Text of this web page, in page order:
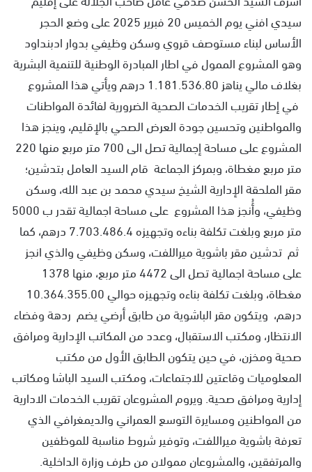
سيدي افني يوم الخميس 20 فبرير 2025 على وضع الحجر
الأساس لبناء مستوصف قروي وسكن وظيفي بدوار ادبنداود
وهو المشروع الممول في اطار المبادرة الوطنية للتنمية البشرية
بغلاف مالي يناهز 1.181.536.80 درهم ويأتي هذا المشروع
في إطار تقريب الخدمات الصحية الضرورية لفائدة المواطنات
والمواطنين وتحسين جودة العرض الصحي بالإقليم، وينجز هذا
المشروع على مساحة إجمالية تصل الى 700 متر مربع منها 220
متر مربع مغطاة، وبمركز الجماعة قام السيد العامل بتدشين؛
مقر الملحقة الإدارية الشيخ سيدي محمد بن عبد الله، وسكن
وظيفي، وأُنجز هذا المشروع على مساحة اجمالية تقدر ب 5000
متر مربع وبلغت تكلفة بناءه وتجهيزه 7.703.486.4 درهم، كما
ثم تدشين مقر باشوية ميراللفت، وسكن وظيفي والذي انجز
على مساحة اجمالية تصل الى 4472 متر مربع، منها 1378
مغطاة، وبلغت تكلفة بناءه وتجهيزه حوالي 10.364.355.00
درهم، ويتكون مقر الباشوية من طابق أرضي يضم ردھة وفضاء
الانتظار، ومكتب الاستقبال، وعدد من المكاتب الإدارية ومرافق
صحیة ومخزن، في حين يتكون الطابق الأول من مكتب
المعلومیات وقاعتين للاجتماعات، ومكتب السید الباشا ومكاتب
إدارية ومرافق صحیة. ويروم المشروعان تقريب الخدمات الادارية
من المواطنين ومسايرة التوسع العمراني والديمغرافي الذي
تعرفة باشوية ميراللفت، وتوفير شروط مناسبة للموظفين
والمرتفقين، والمشروعان ممولان من طرف وزارة الداخلية.